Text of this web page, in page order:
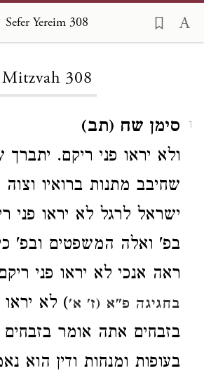
Sefer Yereim 308
Mitzvah 308
1
סימן שח (תב)
ולא יראו פני ריקם. יתברך
שחיבב מתנות ברואיו
ישראל לרגל לא יראו פני
בפ' ואלה המשפטים ובפ'
ראה אנכי לא יראו פני
בחגיגה פ"א (ז' א') לא יראו
בזבחים אתה אומר בזבחים
בעופות ומנחות ודין הוא